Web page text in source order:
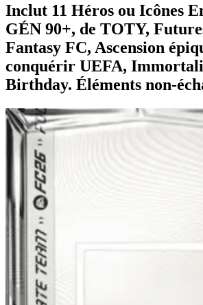
Inclut 11 Héros ou Icônes
GÉN 90+, de TOTY,
Fantasy FC, Ascension
conquérir UEFA,
Birthday. Éléments non-